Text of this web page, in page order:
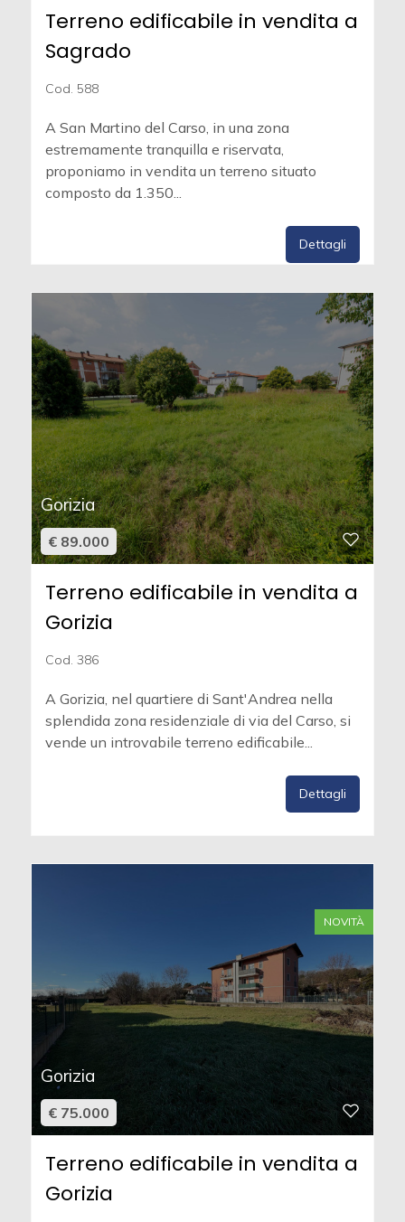
Terreno edificabile in vendita a
Sagrado
Cod. 588
A San Martino del Carso, in una zona
estremamente tranquilla e riservata,
proponiamo in vendita un terreno situato
composto da 1.350...
Dettagli
Gorizia
€ 89.000
Terreno edificabile in vendita a
Gorizia
Cod. 386
A Gorizia, nel quartiere di Sant'Andrea nella
splendida zona residenziale di via del Carso, si
vende un introvabile terreno edificabile...
Dettagli
NOVITÀ
Gorizia
€ 75.000
Terreno edificabile in vendita a
Gorizia